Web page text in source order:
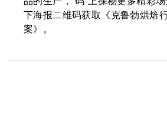
下海报二维码获取《克鲁勃烘焙
案》。